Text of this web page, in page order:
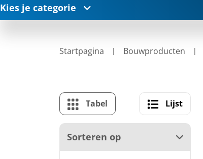
Kies je categorie
Startpagina Bouwproducten
Tabel Lijst
Sorteren op